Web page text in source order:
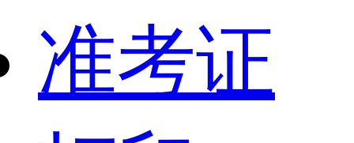
准考证